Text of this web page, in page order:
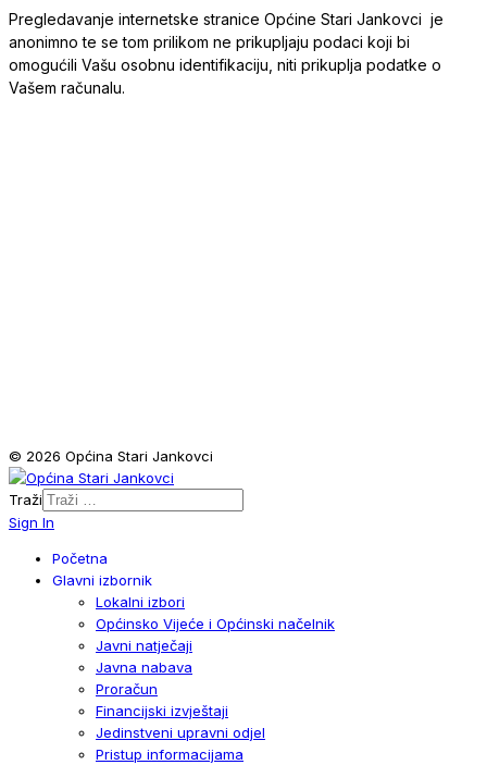
Pregledavanje internetske stranice Općine Stari Jankovci je
anonimno te se tom prilikom ne prikupljaju podaci koji bi
omogućili Vašu osobnu identifikaciju, niti prikuplja podatke o
Vašem računalu.
© 2026 Općina Stari Jankovci
Traži
Sign In
Početna
Glavni izbornik
Lokalni izbori
Općinsko Vijeće i Općinski načelnik
Javni natječaji
Javna nabava
Proračun
Financijski izvještaji
Jedinstveni upravni odjel
Pristup informacijama